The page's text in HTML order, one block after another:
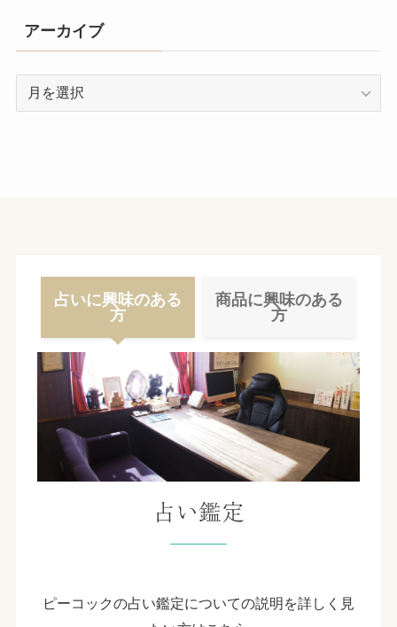
アーカイブ
ー
占いに興味のある
方
商品に興味のある
方
占い鑑定
ピーコックの占い鑑定についての説明を詳しく見